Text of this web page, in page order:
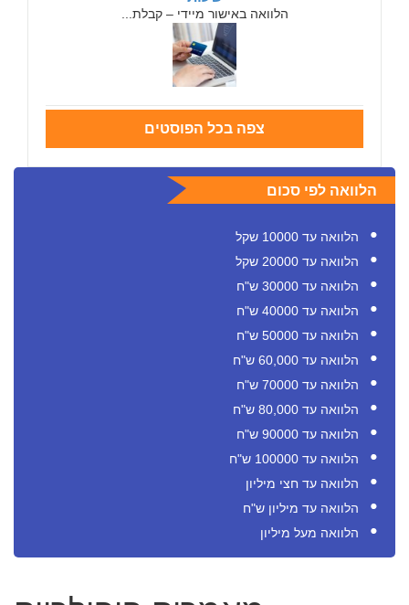
הלוואה באישור מיידי – קבלת...
צפה בכל הפוסטים
הלוואה לפי סכום
הלוואה עד 10000 שקל
הלוואה עד 20000 שקל
הלוואה עד 30000 ש"ח
הלוואה עד 40000 ש"ח
הלוואה עד 50000 ש"ח
הלוואה עד 60,000 ש"ח
הלוואה עד 70000 ש"ח
הלוואה עד 80,000 ש"ח
הלוואה עד 90000 ש"ח
הלוואה עד 100000 ש"ח
הלוואה עד חצי מיליון
הלוואה עד מיליון ש"ח
הלוואה מעל מיליון